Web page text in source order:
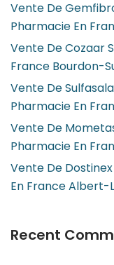
Vente De
Pharmacie En
Vente De Cozaar
France Bourdon-
Vente De
Pharmacie En
Vente De
Pharmacie En
Vente De
En France Albert-
Recent